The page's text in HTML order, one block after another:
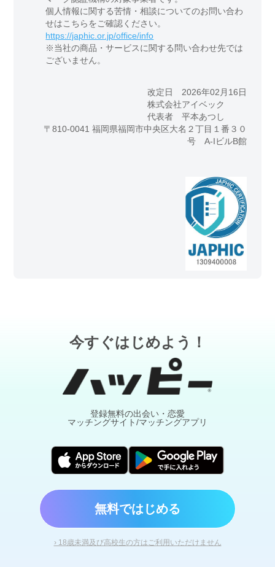
個人情報に関する苦情・相談についてのお問い合わ
せはこちらをご確認ください。
https://japhic.or.jp/office/info
※当社の商品・サービスに関する問い合わせ先では
ございません。
改定日 2026年02月16日
株式会社アイベック
代表者 平本あつし
〒810-0041 福岡県福岡市中央区大名２丁目１番３０
号 A-IビルB館
今すぐはじめよう！
登録無料の出会い・恋愛
マッチングサイト/マッチングアプリ
無料ではじめる
› 18歳未満及び高校生の方はご利用いただけません